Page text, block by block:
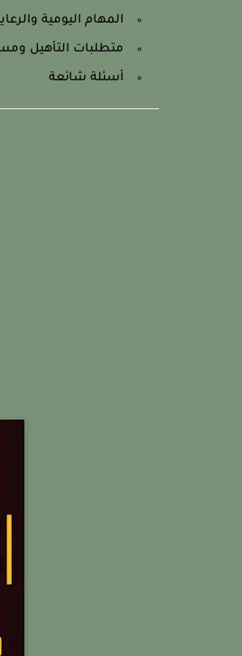
المهام اليومية
متطلبات التأهيل
أسئلة شائعة